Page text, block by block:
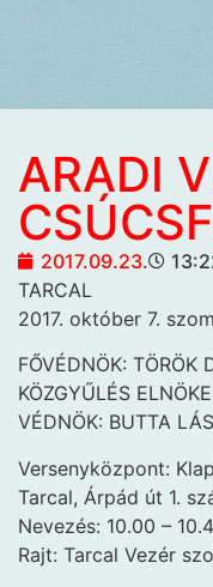
ARADI
2017.09.23.
TARCAL
2017. október 7.
FŐVÉDNÖK: TÖRÖK
KÖZGYŰLÉS ELNÖKE
VÉDNÖK: BUTTA
Versenyközpont:
Tarcal, Árpád út 1.
Nevezés: 10.00 –
Rajt: Tarcal Vezér